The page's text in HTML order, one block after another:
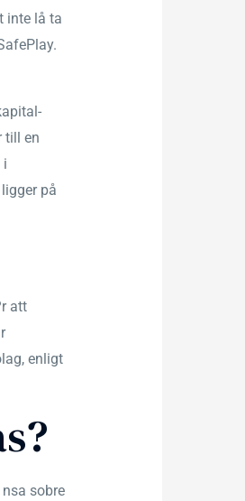
inte lå ta
till en
i
på
att
enligt
sobre